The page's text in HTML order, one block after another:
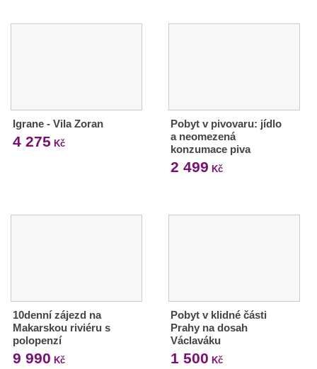
Igrane - Vila Zoran
4 275 Kč
Pobyt v pivovaru: jídlo
a neomezená
konzumace piva
2 499 Kč
10denní zájezd na
Makarskou riviéru s
polopenzí
9 990 Kč
Pobyt v klidné části
Prahy na dosah
Václaváku
1 500 Kč